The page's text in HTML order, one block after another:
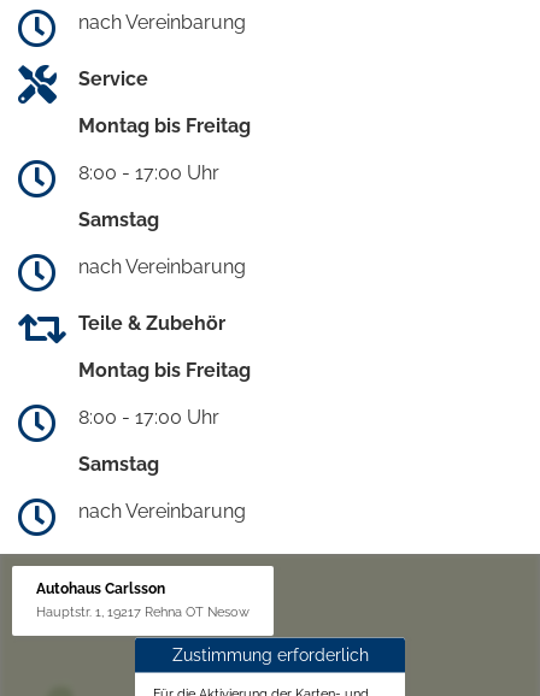
nach Vereinbarung
Service
Montag bis Freitag
8:00 - 17:00 Uhr
Samstag
nach Vereinbarung
Teile & Zubehör
Montag bis Freitag
8:00 - 17:00 Uhr
Samstag
nach Vereinbarung
Autohaus Carlsson
Hauptstr. 1, 19217 Rehna OT Nesow
Zustimmung erforderlich